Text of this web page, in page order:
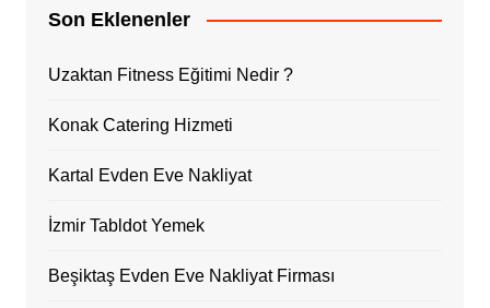
Son Eklenenler
Uzaktan Fitness Eğitimi Nedir ?
Konak Catering Hizmeti
Kartal Evden Eve Nakliyat
İzmir Tabldot Yemek
Beşiktaş Evden Eve Nakliyat Firması